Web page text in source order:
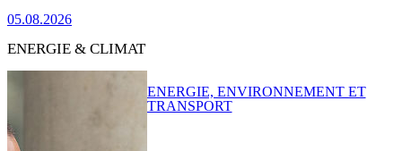
05.08.2026
ENERGIE & CLIMAT
ENERGIE, ENVIRONNEMENT ET
TRANSPORT